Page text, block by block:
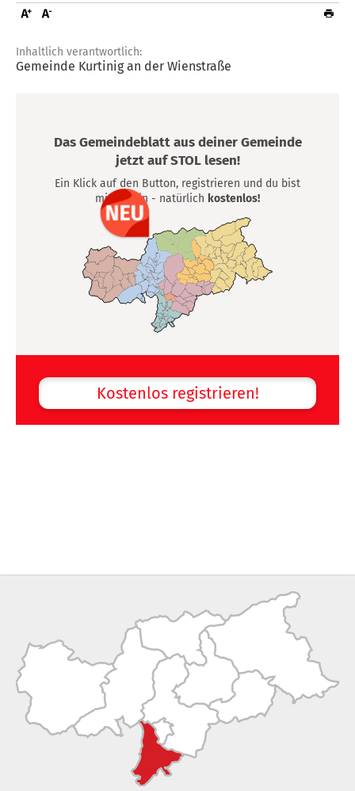
Inhaltlich verantwortlich:
Gemeinde Kurtinig an der Wienstraße
Das Gemeindeblatt aus deiner Gemeinde
jetzt auf STOL lesen!
Ein Klick auf den Button, registrieren und du bist
mittendrin - natürlich kostenlos!
Kostenlos registrieren!